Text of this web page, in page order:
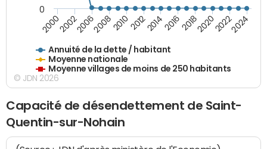
Annuité de la dette / habitant
Moyenne nationale
Moyenne villages de moins de 250 habitants
200020022006200820102012201420162018202020222024
0
© JDN 2026
Capacité de désendettement de Saint-
Quentin-sur-Nohain